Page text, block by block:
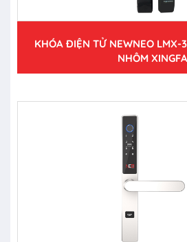
KHÓA ĐIỆN TỬ NEWNEO LMX-
NHÔM